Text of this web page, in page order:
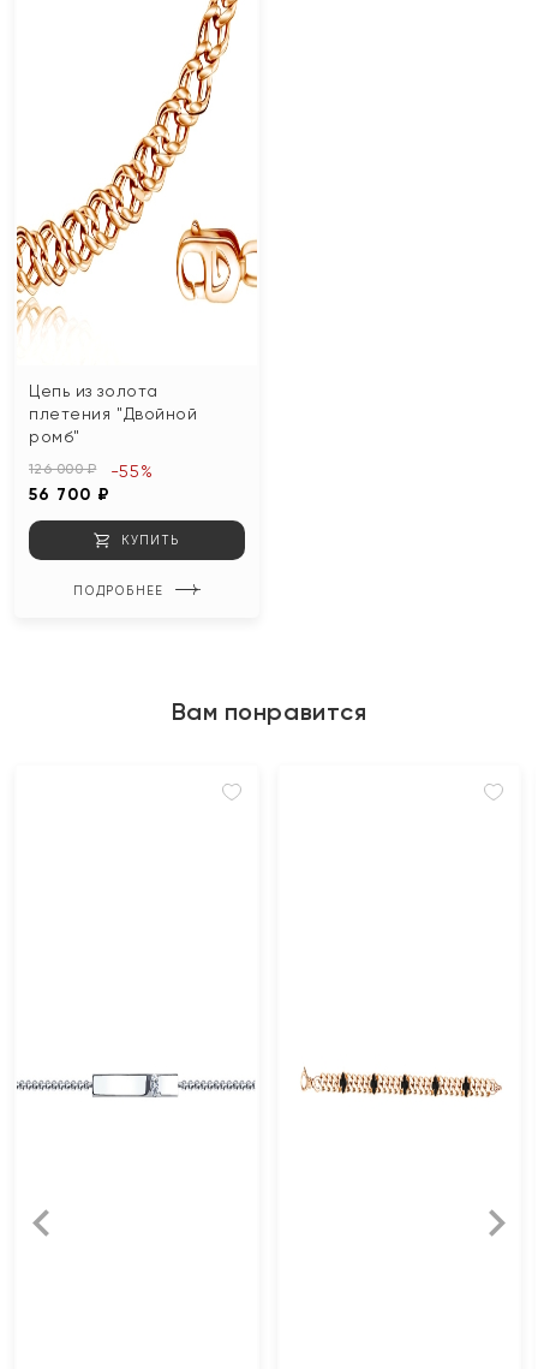
Цепь из золота
плетения "Двойной
ромб"
126 000 ₽
56 700 ₽
-55%
КУПИТЬ
ПОДРОБНЕЕ
Вам понравится